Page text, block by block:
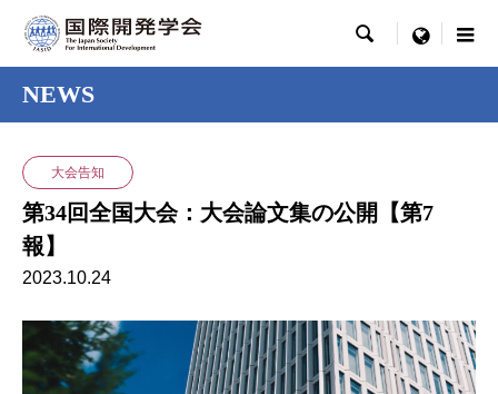
 menu
NEWS
大会告知
第34回全国大会：大会論文集の公開【第7
報】
2023.10.24